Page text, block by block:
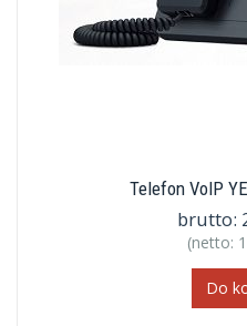
Telefon VoIP
brutto:
(netto:
Do